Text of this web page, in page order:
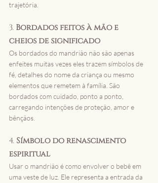
trajetória.
3. Bordados feitos à mão e
cheios de significado
Os bordados do mandrião não são apenas
enfeites muitas vezes eles trazem símbolos de
fé, detalhes do nome da criança ou mesmo
elementos que remetem à família. São
bordados com cuidado, ponto a ponto,
carregando intenções de proteção, amor e
bênçãos.
4. Símbolo do renascimento
espiritual
Usar o mandrião é como envolver o bebê em
uma veste de luz. Ele representa a entrada da